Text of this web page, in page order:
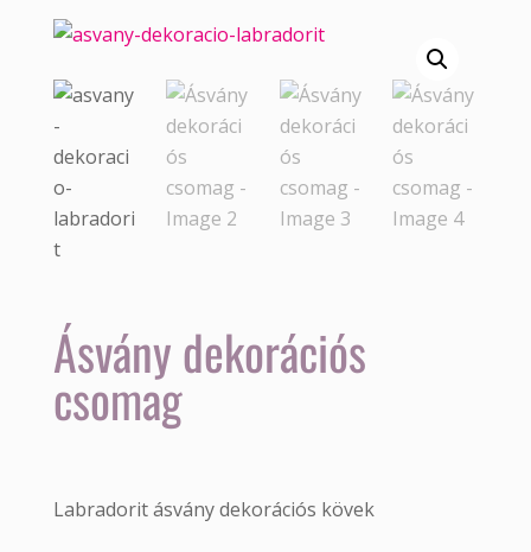
Ásvány dekorációs
csomag
Labradorit ásvány dekorációs kövek